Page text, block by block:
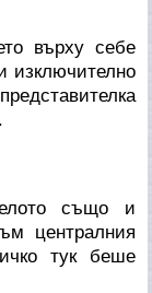
върху себе
изключително
също и
централния
тук беше